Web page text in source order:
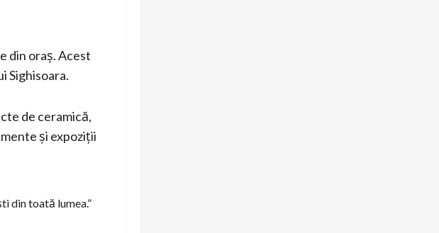
din oraș. Acest
Sighisoara.
de ceramică,
și expoziții
din toată lumea.”